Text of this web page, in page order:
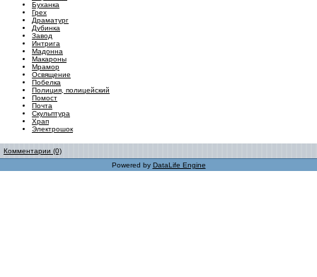
Буханка
Грех
Драматург
Дубинка
Завод
Интрига
Мадонна
Макароны
Мрамор
Освящение
Побелка
Полиция, полицейский
Помост
Почта
Скульптура
Храп
Электрошок
Комментарии (0)
Powered by DataLife Engine